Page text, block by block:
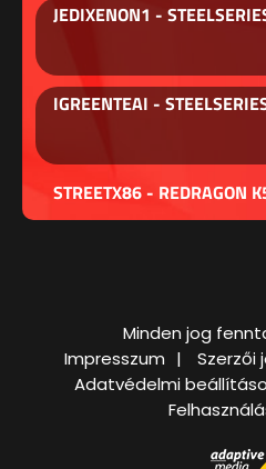
JEDIXENON1 -
IGREENTEAI -
STREETX86 - REDRAGON
Minden jog
Impresszum
Szerzői
Adatvédelmi